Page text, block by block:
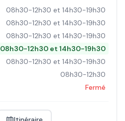
08h30-12h30 et 14h30-19h30
08h30-12h30 et 14h30-19h30
08h30-12h30 et 14h30-19h30
08h30-12h30 et 14h30-19h30
08h30-12h30 et 14h30-19h30
08h30-12h30
Fermé